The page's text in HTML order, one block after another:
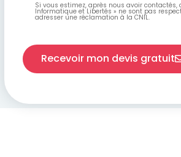
Si vous estimez, après nous avoir contactés,
Informatique et Libertés » ne sont pas
adresser une réclamation à la CNIL.
Recevoir mon devis gratuit